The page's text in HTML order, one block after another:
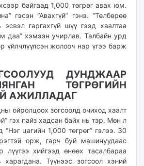
байгаад 1,000 төгрөг авах юм.
гэсэн “Авахгүй” гэнэ. “Төлбөрөө
гаргахгүй шүү гээд хаалтаа
даа” хэмээн учирлав. Талбайн урд
үйлчлүүлсэн жолооч нар үгээ барж
ДУНДЖААР
ТӨГРӨГИЙН
АЖИЛЛАДАГ
ойролцоох зогсоолд очиход хаалт
гэх пайз хадсан байх нь тэр. Мөн л
“Нэг цагийн 1,000 төгрөг” гэлээ. 30
орж, гарч буй машинуудаас
лүүгээ хийгээд өнөөх тасалбараа
Түүнээс зогсоол хэний